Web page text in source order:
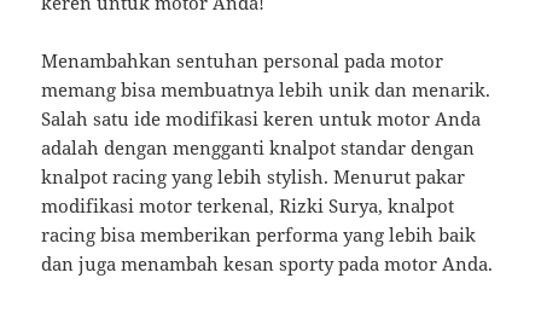
Menambahkan sentuhan personal pada motor
memang bisa membuatnya lebih unik dan menarik.
Salah satu ide modifikasi keren untuk motor Anda
adalah dengan mengganti knalpot standar dengan
knalpot racing yang lebih stylish. Menurut pakar
modifikasi motor terkenal, Rizki Surya, knalpot
racing bisa memberikan performa yang lebih baik
dan juga menambah kesan sporty pada motor Anda.